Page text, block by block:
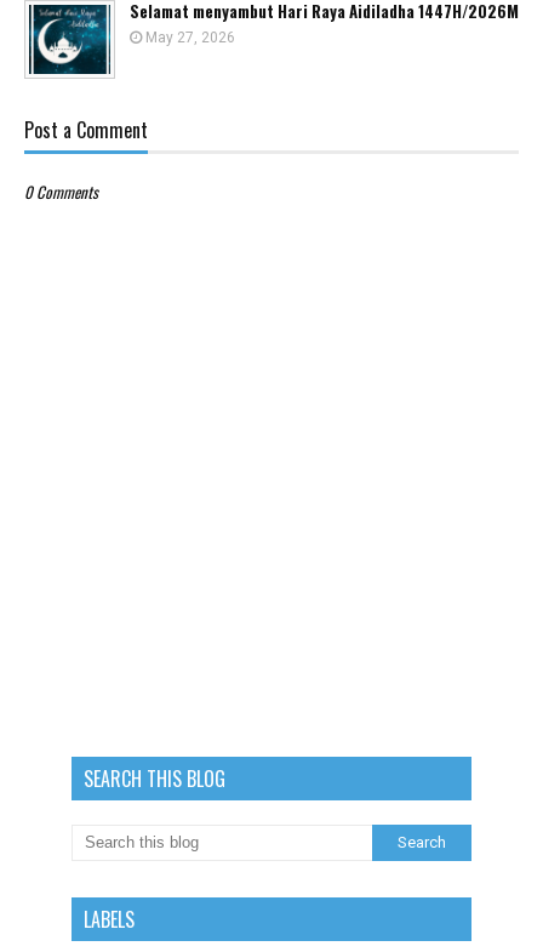
Selamat menyambut Hari Raya Aidiladha 1447H/2026M
May 27, 2026
Post a Comment
0 Comments
SEARCH THIS BLOG
LABELS